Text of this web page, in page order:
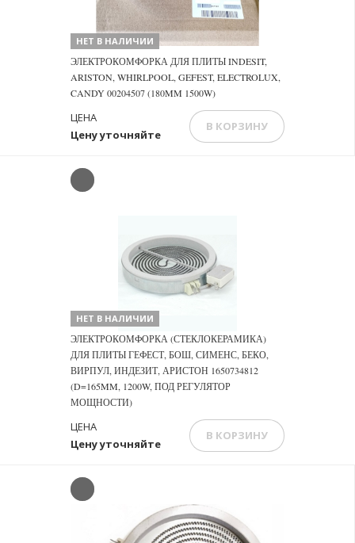
НЕТ В НАЛИЧИИ
ЭЛЕКТРОКОМФОРКА ДЛЯ ПЛИТЫ INDESIT,
ARISTON, WHIRLPOOL, GEFEST, ELECTROLUX,
CANDY 00204507 (180MM 1500W)
Цену уточняйте
ЦЕНА
В КОРЗИНУ
НЕТ В НАЛИЧИИ
ЭЛЕКТРОКОМФОРКА (СТЕКЛОКЕРАМИКА)
ДЛЯ ПЛИТЫ ГЕФЕСТ, БОШ, СИМЕНС, БЕКО,
ВИРПУЛ, ИНДЕЗИТ, АРИСТОН 1650734812
(D=165MM, 1200W, ПОД РЕГУЛЯТОР
МОЩНОСТИ)
Цену уточняйте
ЦЕНА
В КОРЗИНУ